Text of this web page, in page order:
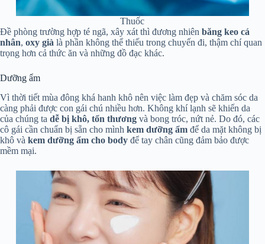
Thuốc
Đề phòng trường hợp té ngã, xây xát thì đương nhiên băng keo cá
nhân, oxy già là phần không thể thiếu trong chuyến đi, thậm chí quan
trọng hơn cả thức ăn và những đồ đạc khác.
Dưỡng ẩm
Vì thời tiết mùa đông khá hanh khô nên việc làm đẹp và chăm sóc da
càng phải được con gái chú nhiều hơn. Không khí lạnh sẽ khiến da
của chúng ta dễ bị khô, tổn thương và bong tróc, nứt nẻ. Do đó, các
cô gái cần chuẩn bị sẵn cho mình kem dưỡng ẩm để da mặt không bị
khô và kem dưỡng ẩm cho body để tay chân cũng đảm bảo được
mềm mại.